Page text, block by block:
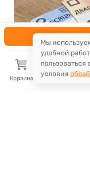
Корзина Избранное
Мы
удобной
условия